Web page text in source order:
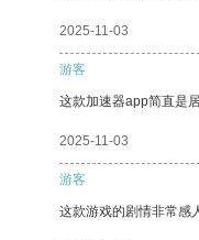
2025-11-03
游客
这款加速器app简直是
2025-11-03
游客
这款游戏的剧情非常感